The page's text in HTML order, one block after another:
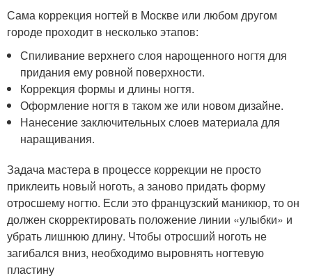
Сама коррекция ногтей в Москве или любом другом
городе проходит в несколько этапов:
Спиливание верхнего слоя нарощенного ногтя для
придания ему ровной поверхности.
Коррекция формы и длины ногтя.
Оформление ногтя в таком же или новом дизайне.
Нанесение заключительных слоев материала для
наращивания.
Задача мастера в процессе коррекции не просто
приклеить новый ноготь, а заново придать форму
отросшему ногтю. Если это французский маникюр, то он
должен скорректировать положение линии «улыбки» и
убрать лишнюю длину. Чтобы отросший ноготь не
загибался вниз, необходимо выровнять ногтевую
пластину